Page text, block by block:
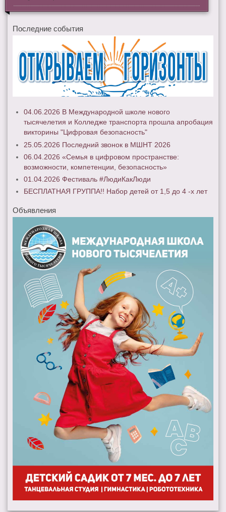
Последние события
04.06.2026 В Международной школе нового
тысячелетия и Колледже транспорта прошла апробация
викторины "Цифровая безопасность"
25.05.2026 Последний звонок в МШНТ 2026
06.04.2026 «Семья в цифровом пространстве:
возможности, компетенции, безопасность»
01.04.2026 Фестиваль #ЛюдиКакЛюди
БЕСПЛАТНАЯ ГРУППА!! Набор детей от 1,5 до 4 -х лет
Объявления